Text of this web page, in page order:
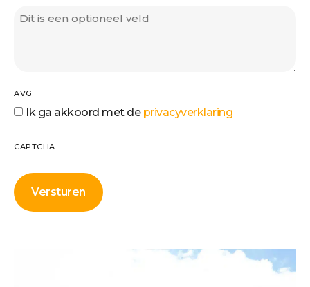
AVG
Ik ga akkoord met de privacyverklaring
CAPTCHA